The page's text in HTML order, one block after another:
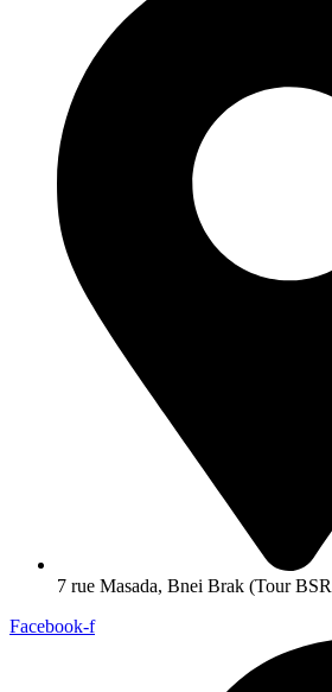
7 rue Masada, Bnei Brak (Tour
Facebook-f